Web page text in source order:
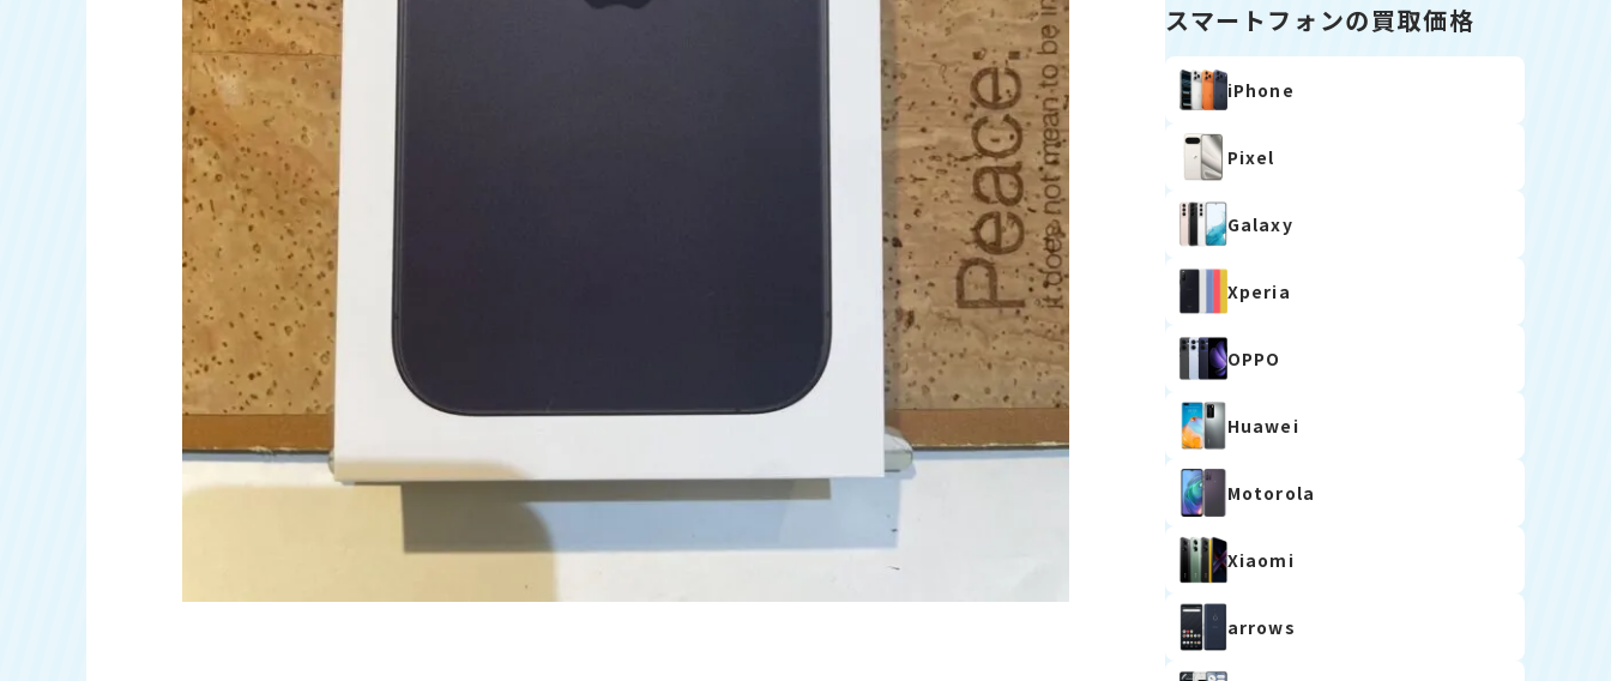
スマートフォンの買取価格
iPhone
Pixel
Galaxy
Xperia
OPPO
Huawei
Motorola
Xiaomi
arrows